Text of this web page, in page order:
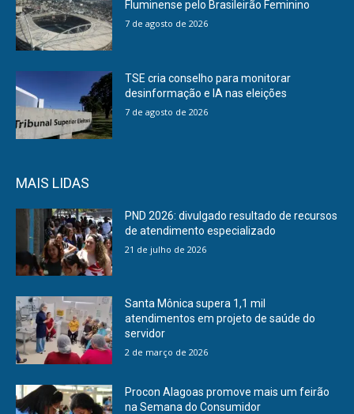
Fluminense pelo Brasileirão Feminino
7 de agosto de 2026
TSE cria conselho para monitorar
desinformação e IA nas eleições
7 de agosto de 2026
MAIS LIDAS
PND 2026: divulgado resultado de recursos
de atendimento especializado
21 de julho de 2026
Santa Mônica supera 1,1 mil
atendimentos em projeto de saúde do
servidor
2 de março de 2026
Procon Alagoas promove mais um feirão
na Semana do Consumidor